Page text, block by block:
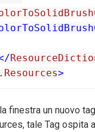
>
finestra un nuovo
tale Tag ospita